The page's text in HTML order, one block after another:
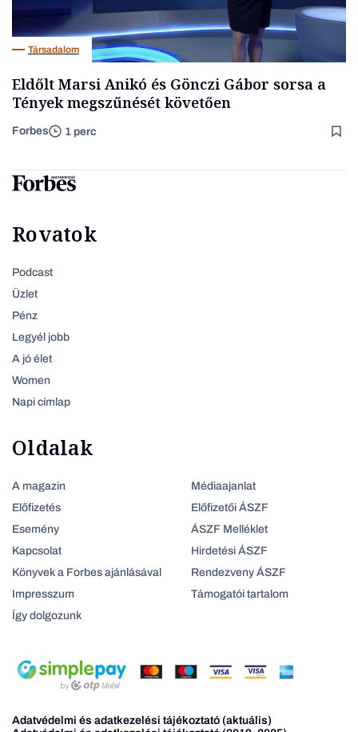
Társadalom
Eldőlt Marsi Anikó és Gönczi Gábor sorsa a
Tények megszűnését követően
Forbes 1 perc
Rovatok
Podcast
Üzlet
Pénz
Legyél jobb
A jó élet
Women
Napi címlap
Oldalak
A magazin
Előfizetés
Esemény
Kapcsolat
Könyvek a Forbes ajánlásával
Impresszum
Így dolgozunk
Médiaajanlat
Előfizetői ÁSZF
ÁSZF Melléklet
Hirdetési ÁSZF
Rendezveny ÁSZF
Támogatói tartalom
Adatvédelmi és adatkezelési tájékoztató (aktuális)